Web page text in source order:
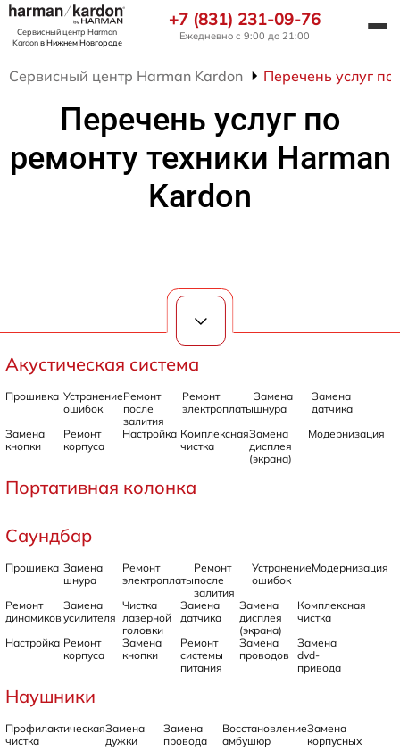
Сервисный центр Harman
Kardonв Нижнем Новгороде
+7 (831) 231-09-76
Ежедневно с 9:00 до 21:00
Сервисный центр Harman Kardon Перечень услуг
Перечень услуг по
ремонту техники Harman
Kardon
Акустическая система
Прошивка Устранение
ошибок
Ремонт
после
залития
Ремонт
электроплаты
Замена
шнура
Замена
датчика
Замена
кнопки
Ремонт
корпуса
Настройка Комплексная
чистка
Замена
дисплея
(экрана)
Модернизация
Портативная колонка
Саундбар
Прошивка Замена
шнура
Ремонт
электроплаты
Ремонт
после
залития
Устранение
ошибок
Модернизация
Ремонт
динамиков
Замена
усилителя
Чистка
лазерной
головки
Замена
датчика
Замена
дисплея
(экрана)
Комплексная
чистка
Настройка Ремонт
корпуса
Замена
кнопки
Ремонт
системы
питания
Замена
проводов
Замена
dvd-
привода
Наушники
Профилактическая
чистка
Замена
дужки
Замена
провода
Восстановление
амбушюр
Замена
корпусных